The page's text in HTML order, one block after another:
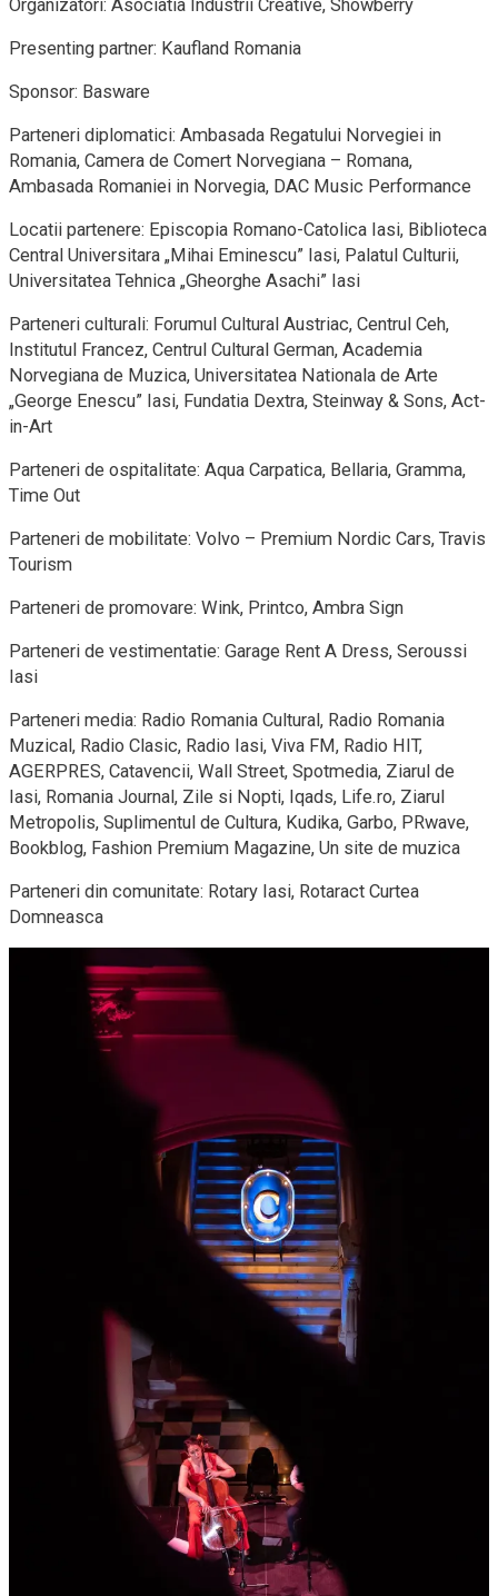
Organizatori: Asociatia Industrii Creative, Showberry
Presenting partner: Kaufland Romania
Sponsor: Basware
Parteneri diplomatici: Ambasada Regatului Norvegiei in
Romania, Camera de Comert Norvegiana – Romana,
Ambasada Romaniei in Norvegia, DAC Music Performance
Locatii partenere: Episcopia Romano-Catolica Iasi, Biblioteca
Central Universitara „Mihai Eminescu” Iasi, Palatul Culturii,
Universitatea Tehnica „Gheorghe Asachi” Iasi
Parteneri culturali: Forumul Cultural Austriac, Centrul Ceh,
Institutul Francez, Centrul Cultural German, Academia
Norvegiana de Muzica, Universitatea Nationala de Arte
„George Enescu” Iasi, Fundatia Dextra, Steinway & Sons, Act-
in-Art
Parteneri de ospitalitate: Aqua Carpatica, Bellaria, Gramma,
Time Out
Parteneri de mobilitate: Volvo – Premium Nordic Cars, Travis
Tourism
Parteneri de promovare: Wink, Printco, Ambra Sign
Parteneri de vestimentatie: Garage Rent A Dress, Seroussi
Iasi
Parteneri media: Radio Romania Cultural, Radio Romania
Muzical, Radio Clasic, Radio Iasi, Viva FM, Radio HIT,
AGERPRES, Catavencii, Wall Street, Spotmedia, Ziarul de
Iasi, Romania Journal, Zile si Nopti, Iqads, Life.ro, Ziarul
Metropolis, Suplimentul de Cultura, Kudika, Garbo, PRwave,
Bookblog, Fashion Premium Magazine, Un site de muzica
Parteneri din comunitate: Rotary Iasi, Rotaract Curtea
Domneasca